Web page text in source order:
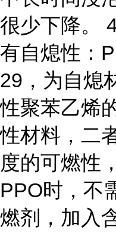
很少下降。
有自熄性：
29，为自熄
性聚苯乙烯
性材料，二
度的可燃性
PPO时，不
燃剂，加入